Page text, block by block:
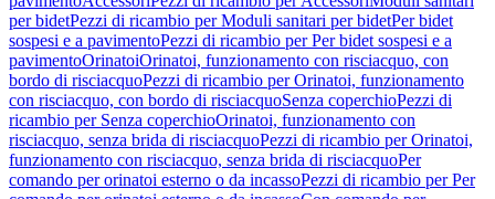
per bidetPezzi di ricambio per Moduli sanitari per bidetPer bidet
sospesi e a pavimentoPezzi di ricambio per Per bidet sospesi e a
pavimentoOrinatoiOrinatoi, funzionamento con risciacquo, con
bordo di risciacquoPezzi di ricambio per Orinatoi, funzionamento
con risciacquo, con bordo di risciacquoSenza coperchioPezzi di
ricambio per Senza coperchioOrinatoi, funzionamento con
risciacquo, senza brida di risciacquoPezzi di ricambio per Orinatoi,
funzionamento con risciacquo, senza brida di risciacquoPer
comando per orinatoi esterno o da incassoPezzi di ricambio per Per